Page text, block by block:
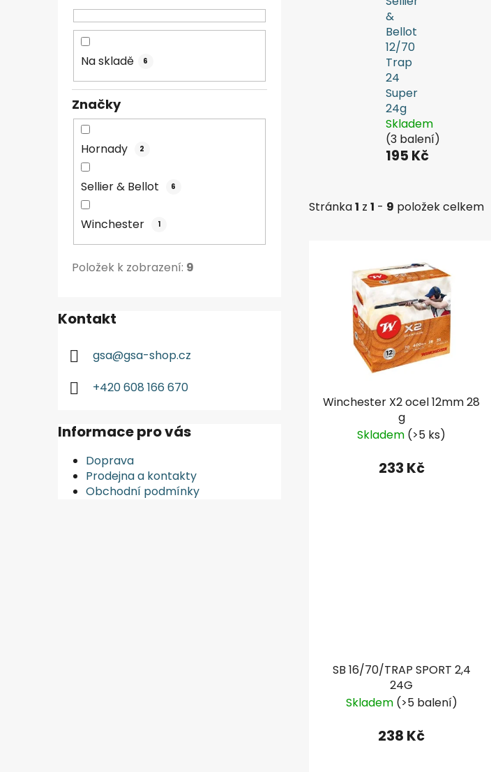
Na skladě 6
Značky
Hornady 2
Sellier & Bellot 6
Winchester 1
Položek k zobrazení: 9
Kontakt
gsa@gsa-shop.cz
+420 608 166 670
Informace pro vás
Doprava
Prodejna a kontakty
Obchodní podmínky
&
Bellot
12/70
Trap
24
Super
24g
Skladem
(3 balení)
195 Kč
Stránka1 z 1 - 9 položek celkem
Winchester X2 ocel 12mm 28
g
Skladem (>5 ks)
233 Kč
SB 16/70/TRAP SPORT 2,4
24G
Skladem (>5 balení)
238 Kč